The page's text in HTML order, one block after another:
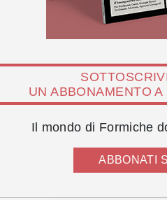
UN ABBONAMENTO
Il mondo di Formiche
ABBONATI